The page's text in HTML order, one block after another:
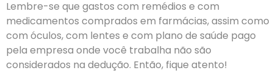
Lembre-se que gastos com remédios e com
medicamentos comprados em farmácias, assim como
com óculos, com lentes e com plano de saúde pago
pela empresa onde você trabalha não são
considerados na dedução. Então, fique atento!